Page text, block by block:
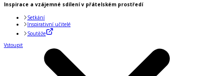
Inspirace a vzájemné sdílení v přátelském prostředí
Setkání
Inspirativní učitelé
Soutěže
Vstoupit